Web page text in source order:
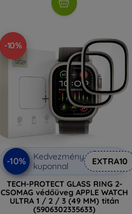
-10%
-10%
Kedvezmény
kuponnal
EXTRA10
TECH-PROTECT GLASS RING 2-
CSOMAG védőüveg APPLE WATCH
ULTRA 1 / 2 / 3 (49 MM) titán
(5906302335633)